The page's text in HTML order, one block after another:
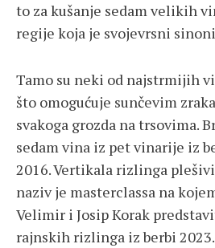
to za kušanje sedam velikih
regije koja je svojevrsni
Tamo su neki od najstrmijih
što omogućuje sunčevim
svakoga grozda na trsovima.
sedam vina iz pet vinarije iz
2016. Vertikala rizlinga
naziv je masterclassa na
Velimir i Josip Korak
rajnskih rizlinga iz berbi